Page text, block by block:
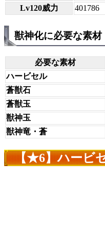
Lv120威力
401786
獣神化に必要な素材
必要な素材
ハービセル
蒼獣石
蒼獣玉
獣神玉
獣神竜・蒼
【★6】ハービ